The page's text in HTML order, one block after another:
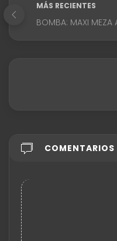
MÁS RECIENTES
BOMBA: MAXI MEZA
COMENTARIOS